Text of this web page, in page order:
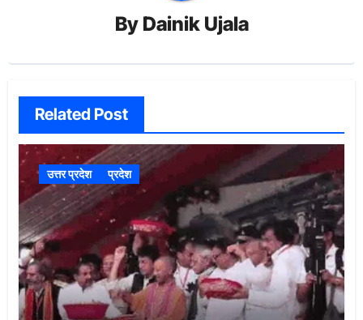
By Dainik Ujala
Related Post
उत्तर प्रदेश प्रदेश